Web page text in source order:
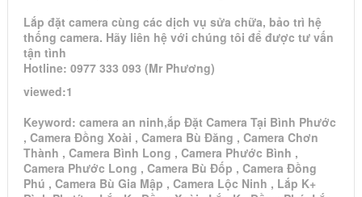
Lắp đặt camera cùng các dịch vụ sửa chữa, bảo trì hệ
thống camera. Hãy liên hệ với chúng tôi để được tư vấn
tận tình
Hotline: 0977 333 093 (Mr Phương)
viewed:1
Keyword: camera an ninh,ắp Đặt Camera Tại Bình Phước
, Camera Đồng Xoài , Camera Bù Đăng , Camera Chơn
Thành , Camera Bình Long , Camera Phước Bình ,
Camera Phước Long , Camera Bù Đốp , Camera Đồng
Phú , Camera Bù Gia Mập , Camera Lộc Ninh , Lắp K+